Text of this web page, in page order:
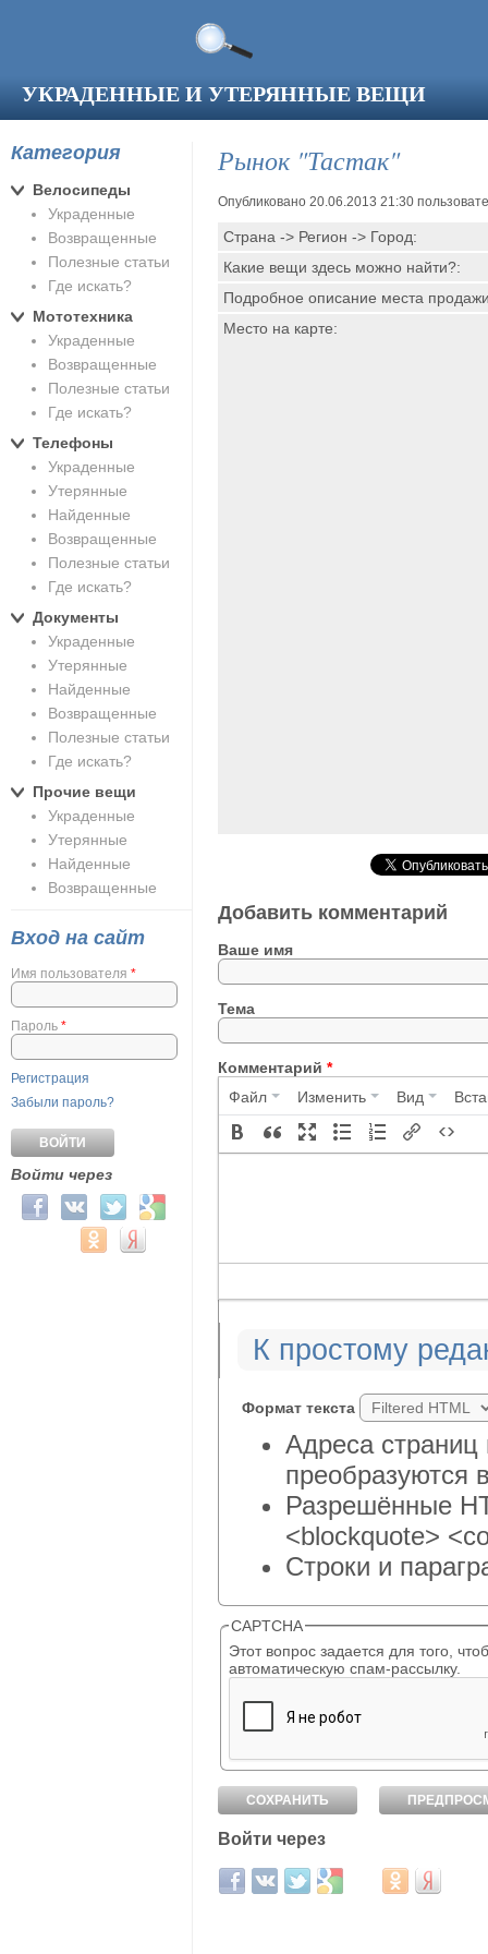
УКРАДЕННЫЕ И УТЕРЯННЫЕ ВЕЩИ
Рынок "Тастак"
Опубликовано 20.06.2013 21:30
Страна -> Регион -> Город:
Какие вещи здесь можно найти?:
Подробное описание места
Место на карте:
Добавить комментарий
Ваше имя
Тема
Комментарий *
Файл Изменить Вид
К простому
Формат текста
Адреса страниц
преобразуются
Разрешённые
<blockquote>
Строки и
CAPTCHA
Этот вопрос задается для того, чтобы выяснить,
автоматическую спам-рассылку.
Войти через
Login with Facebook
Login with ВКонтакте
Login with Twitter
Login with Google
Login with Mail.ru
Login with
Login
Категория
Велосипеды
Украденные
Возвращенные
Полезные статьи
Где искать?
Мототехника
Украденные
Возвращенные
Полезные статьи
Где искать?
Телефоны
Украденные
Утерянные
Найденные
Возвращенные
Полезные статьи
Где искать?
Документы
Украденные
Утерянные
Найденные
Возвращенные
Полезные статьи
Где искать?
Прочие вещи
Украденные
Утерянные
Найденные
Возвращенные
Вход на сайт
Имя пользователя *
Пароль *
Регистрация
Забыли пароль?
Войти через
Login with Facebook
Login with ВКонтакте
Login with Twitter
Login with Google
Login with Mail.ru
Login with Одноклассники
Login with Яндекс